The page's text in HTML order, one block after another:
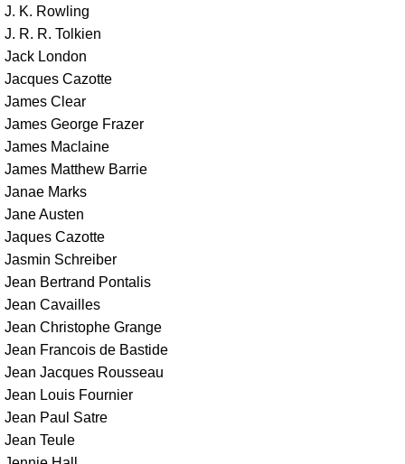
J. K. Rowling
J. R. R. Tolkien
Jack London
Jacques Cazotte
James Clear
James George Frazer
James Maclaine
James Matthew Barrie
Janae Marks
Jane Austen
Jaques Cazotte
Jasmin Schreiber
Jean Bertrand Pontalis
Jean Cavailles
Jean Christophe Grange
Jean Francois de Bastide
Jean Jacques Rousseau
Jean Louis Fournier
Jean Paul Satre
Jean Teule